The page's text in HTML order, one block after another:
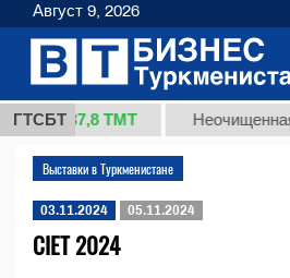
ГТСБТ
(кг.) 37,8 ТМТ Неочищенная
Выставки в Туркменистане
03.11.2024 05.11.2024
CIET 2024
Август 9, 2026